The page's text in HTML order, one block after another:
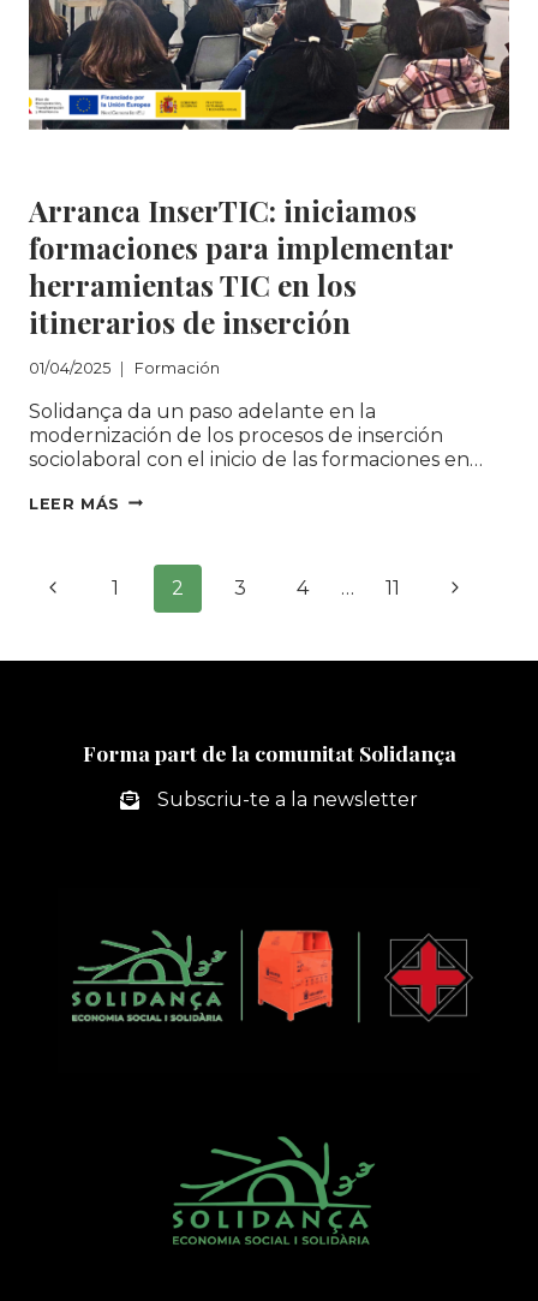
DE
DIGITALIZACIÓN
DE
LAS
EMPRESAS
Arranca InserTIC: iniciamos
formaciones para implementar
herramientas TIC en los
itinerarios de inserción
01/04/2025 Formación
Solidança da un paso adelante en la
modernización de los procesos de inserción
sociolaboral con el inicio de las formaciones en…
LEER MÁS ARRANCA
FORMACIONES
ITINERARIOS
DE
INSERCIÓN
Navegación
Página
1 2 3 4 … 11
Siguiente
Forma part de la comunitat Solidança
Subscriu-te a la newsletter